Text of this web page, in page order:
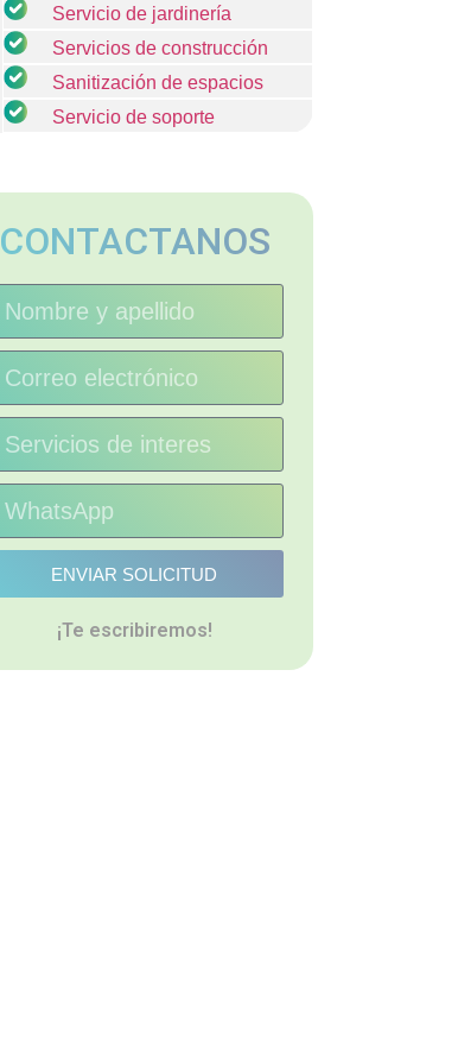
Servicio de jardinería
Servicios de construcción
Sanitización de espacios
Servicio de soporte
CONTACTANOS
ENVIAR SOLICITUD
¡Te escribiremos!